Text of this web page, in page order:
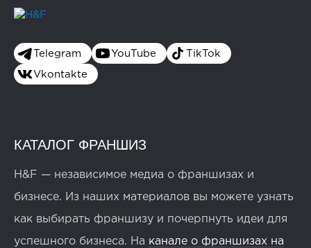
Telegram YouTube TikTok
Vkontakte
КАТАЛОГ ФРАНШИЗ
H&F — независимое медиа о франшизах и
бизнесе. Из наших материалов вы можете узнать
как выбирать франшизу и почерпнуть идеи для
успешного бизнеса. На канале о франшизах на